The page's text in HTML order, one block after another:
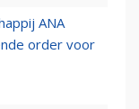
ANA
order voor